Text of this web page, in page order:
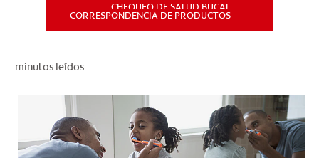
PARA PROFESIONALES
CHEQUEO DE SALUD BUCAL
CORRESPONDENCIA DE PRODUCTOS
minutos leídos